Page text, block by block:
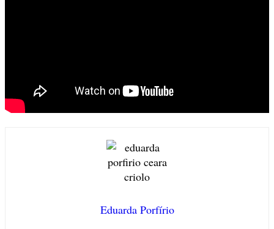
Eduarda Porfírio